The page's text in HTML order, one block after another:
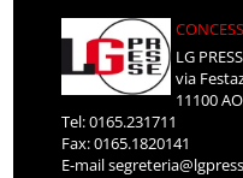
LG
via
11100
Tel: 0165.231711
Fax: 0165.1820141
E-mail